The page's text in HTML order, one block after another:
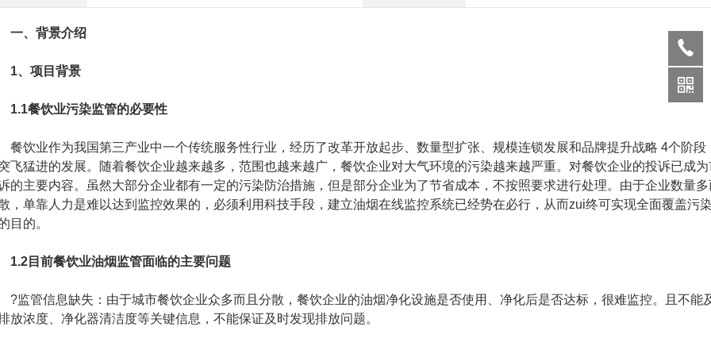
一、背景介绍
1、项目背景
1.1餐饮业污染监管的必要性
业作为我国第三产业中一个传统服务性行业，经历了改革开放起步、数量型扩张、规模连锁发展和品牌提升战略 4个阶段
飞猛进的发展。随着餐饮企业越来越多，范围也越来越广，餐饮企业对大气环境的污染越来越严重。对餐饮企业的投诉已成
的主要内容。虽然大部分企业都有一定的污染防治措施，但是部分企业为了节省成本，不按照要求进行处理。由于企业数量
，单靠人力是难以达到监控效果的，必须利用科技手段，建立油烟在线监控系统已经势在必行，从而zui终可实现全面覆盖污
目的。
1.2目前餐饮业油烟监管面临的主要问题
管信息缺失：由于城市餐饮企业众多而且分散，餐饮企业的油烟净化设施是否使用、净化后是否达标，很难监控。且不能
放浓度、净化器清洁度等关键信息，不能保证及时发现排放问题。